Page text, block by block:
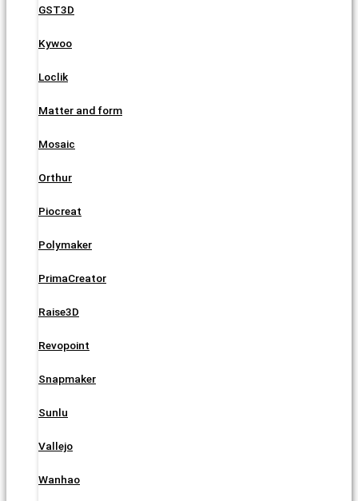
GST3D
Kywoo
Loclik
Matter and form
Mosaic
Orthur
Piocreat
Polymaker
PrimaCreator
Raise3D
Revopoint
Snapmaker
Sunlu
Vallejo
Wanhao